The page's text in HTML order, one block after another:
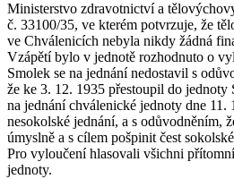
Ministerstvo zdravotnictví a
č. 33100/35, ve kterém potvrzuje, že
ve Chválenicích nebyla nikdy žádná
Vzápětí bylo v jednotě rozhodnuto o
Smolek se na jednání nedostavil s
že ke 3. 12. 1935 přestoupil do jednoty
na jednání chválenické jednoty dne 11.
nesokolské jednání, a s odůvodněním,
úmyslně a s cílem pošpinit čest
Pro vyloučení hlasovali všichni
jednoty.